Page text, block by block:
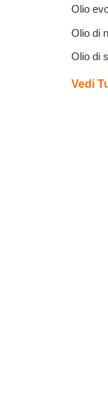
Olio
Olio di
Olio di
Vedi